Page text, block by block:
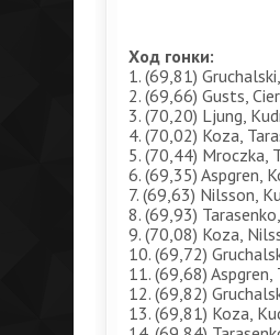
Ход гонки:
1. (69,81)
2. (69,66) Gusts,
3. (70,20) Ljung,
4. (70,02) Koza,
5. (70,44) Mroczka,
6. (69,35) Aspgren,
7. (69,63) Nilsson,
8. (69,93)
9. (70,08) Koza,
10. (69,72)
11. (69,68)
12. (69,82)
13. (69,81) Koza,